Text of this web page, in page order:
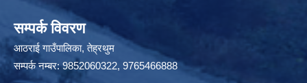
सम्पर्क विवरण
आठराई गाउँपालिका, तेह्रथुम
सम्पर्क नम्बर: 9852060322, 9765466888